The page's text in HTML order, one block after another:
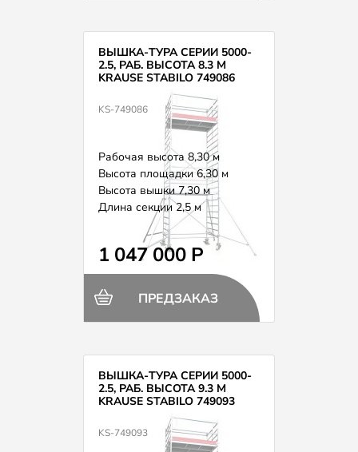
ВЫШКА-ТУРА СЕРИИ 5000-
2.5, РАБ. ВЫСОТА 8.3 М
KRAUSE STABILO 749086
KS-749086
Рабочая высота 8,30 м
Высота площадки 6,30 м
Высота вышки 7,30 м
Длина секции 2,5 м
Вес 268,0 кг
1 047 000 Р
ПРЕДЗАКАЗ
ВЫШКА-ТУРА СЕРИИ 5000-
2.5, РАБ. ВЫСОТА 9.3 М
KRAUSE STABILO 749093
KS-749093